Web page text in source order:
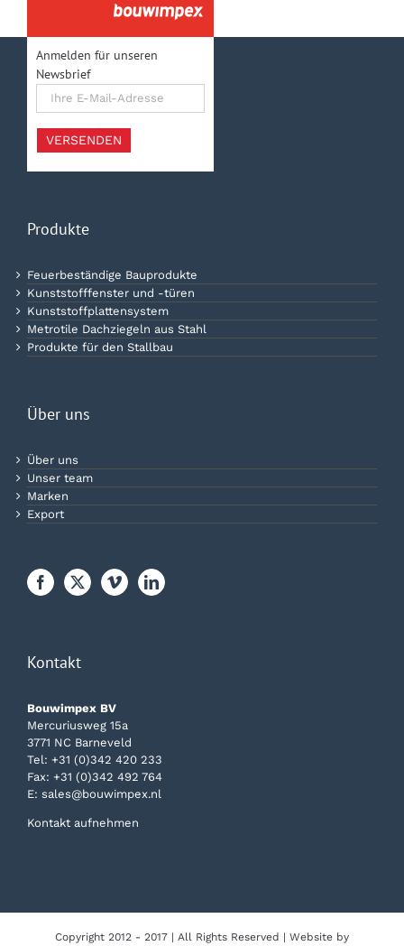
Anmelden für unseren
Newsbrief
Adresse
VERSENDEN
Produkte
Feuerbeständige Bauprodukte
Kunststofffenster und -türen
Kunststoffplattensystem
Metrotile Dachziegeln aus Stahl
Produkte für den Stallbau
Über uns
Über uns
Unser team
Marken
Export
Kontakt
Bouwimpex BV
Mercuriusweg 15a
3771 NC Barneveld
Tel: +31 (0)342 420 233
Fax: +31 (0)342 492 764
E: sales@bouwimpex.nl
Kontakt aufnehmen
Copyright 2012 - 2017 | All Rights Reserved | Website by